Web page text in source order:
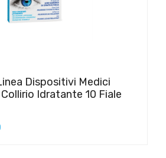
Dispositivi Medici
Idratante 10 Fiale